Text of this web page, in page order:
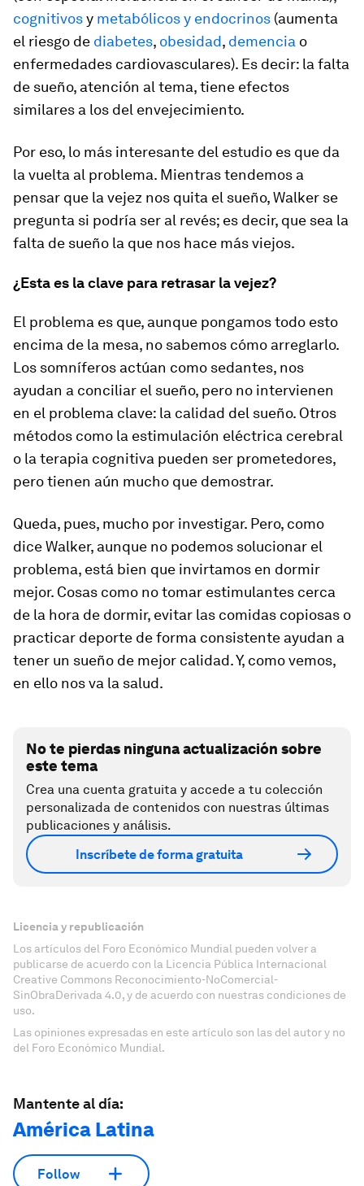
cognitivosy metabólicos y endocrinos (aumenta
el riesgo de diabetes, obesidad, demencia o
enfermedades cardiovasculares). Es decir: la falta
de sueño, atención al tema, tiene efectos
similares a los del envejecimiento.
Por eso, lo más interesante del estudio es que da
la vuelta al problema. Mientras tendemos a
pensar que la vejez nos quita el sueño, Walker se
pregunta si podría ser al revés; es decir, que sea la
falta de sueño la que nos hace más viejos.
¿Esta es la clave para retrasar la vejez?
El problema es que, aunque pongamos todo esto
encima de la mesa, no sabemos cómo arreglarlo.
Los somníferos actúan como sedantes, nos
ayudan a conciliar el sueño, pero no intervienen
en el problema clave: la calidad del sueño. Otros
métodos como la estimulación eléctrica cerebral
o la terapia cognitiva pueden ser prometedores,
pero tienen aún mucho que demostrar.
Queda, pues, mucho por investigar. Pero, como
dice Walker, aunque no podemos solucionar el
problema, está bien que invirtamos en dormir
mejor. Cosas como no tomar estimulantes cerca
de la hora de dormir, evitar las comidas copiosas o
practicar deporte de forma consistente ayudan a
tener un sueño de mejor calidad. Y, como vemos,
en ello nos va la salud.
No te pierdas ninguna actualización sobre
este tema
Crea una cuenta gratuita y accede a tu colección
personalizada de contenidos con nuestras últimas
publicaciones y análisis.
Inscríbete de forma gratuita
Licencia y republicación
Los artículos del Foro Económico Mundial pueden volver a
publicarse de acuerdo con la Licencia Pública Internacional
Creative Commons Reconocimiento-NoComercial-
SinObraDerivada 4.0, y de acuerdo con nuestras condiciones de
uso.
Las opiniones expresadas en este artículo son las del autor y no
del Foro Económico Mundial.
Mantente al día:
América Latina
Follow